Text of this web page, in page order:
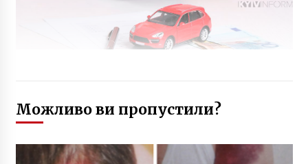
Можливо ви пропустили?